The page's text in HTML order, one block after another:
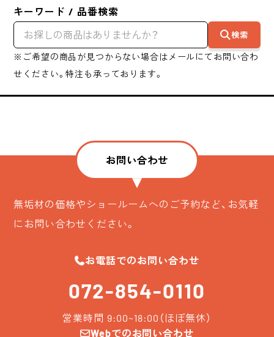
キーワード / 品番検索
検索
※ご希望の商品が見つからない場合はメールにてお問い合わ
せください。特注も承っております。
お問い合わせ
無垢材の価格やショールームへのご予約など、お気軽
にお問い合わせください。
お電話でのお問い合わせ
072-854-0110
営業時間 9:00~18:00（ほぼ無休）
Webでのお問い合わせ